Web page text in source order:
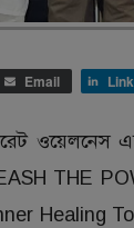
Email
ওয়েলনেস
Healing